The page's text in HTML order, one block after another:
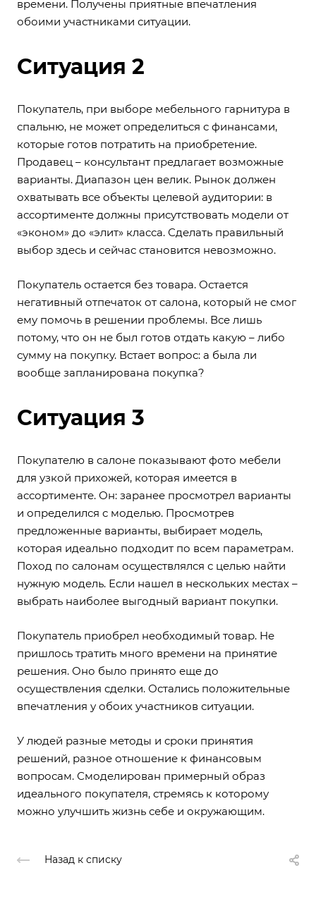
времени. Получены приятные впечатления
обоими участниками ситуации.
Ситуация 2
Покупатель, при выборе мебельного гарнитура в
спальню, не может определиться с финансами,
которые готов потратить на приобретение.
Продавец – консультант предлагает возможные
варианты. Диапазон цен велик. Рынок должен
охватывать все объекты целевой аудитории: в
ассортименте должны присутствовать модели от
«эконом» до «элит» класса. Сделать правильный
выбор здесь и сейчас становится невозможно.
Покупатель остается без товара. Остается
негативный отпечаток от салона, который не смог
ему помочь в решении проблемы. Все лишь
потому, что он не был готов отдать какую – либо
сумму на покупку. Встает вопрос: а была ли
вообще запланирована покупка?
Ситуация 3
Покупателю в салоне показывают фото мебели
для узкой прихожей, которая имеется в
ассортименте. Он: заранее просмотрел варианты
и определился с моделью. Просмотрев
предложенные варианты, выбирает модель,
которая идеально подходит по всем параметрам.
Поход по салонам осуществлялся с целью найти
нужную модель. Если нашел в нескольких местах –
выбрать наиболее выгодный вариант покупки.
Покупатель приобрел необходимый товар. Не
пришлось тратить много времени на принятие
решения. Оно было принято еще до
осуществления сделки. Остались положительные
впечатления у обоих участников ситуации.
У людей разные методы и сроки принятия
решений, разное отношение к финансовым
вопросам. Смоделирован примерный образ
идеального покупателя, стремясь к которому
можно улучшить жизнь себе и окружающим.
Назад к списку